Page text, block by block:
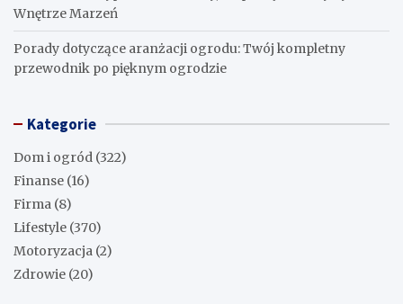
Wnętrze Marzeń
Porady dotyczące aranżacji ogrodu: Twój kompletny
przewodnik po pięknym ogrodzie
Kategorie
Dom i ogród (322)
Finanse (16)
Firma (8)
Lifestyle (370)
Motoryzacja (2)
Zdrowie (20)